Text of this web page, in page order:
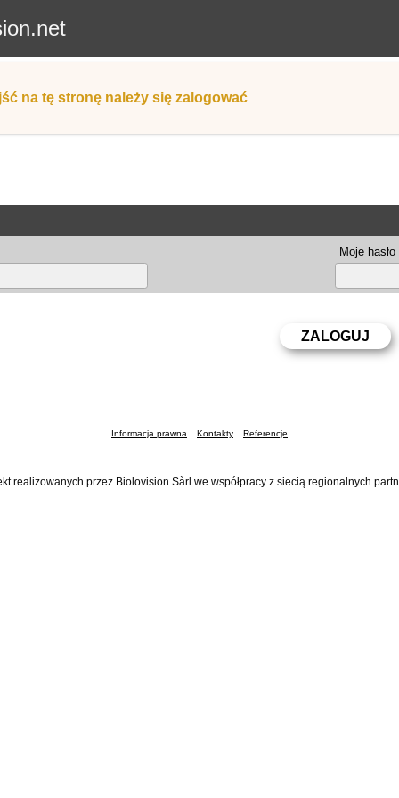
na tę stronę należy się zalogować
Moje hasło
Informacja prawna Kontakty Referencje
realizowanych przez Biolovision Sàrl we współpracy z siecią regionalnych